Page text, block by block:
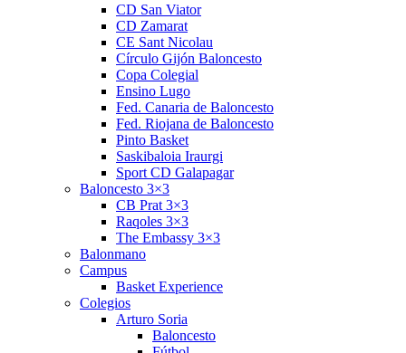
CD San Viator
CD Zamarat
CE Sant Nicolau
Círculo Gijón Baloncesto
Copa Colegial
Ensino Lugo
Fed. Canaria de Baloncesto
Fed. Riojana de Baloncesto
Pinto Basket
Saskibaloia Iraurgi
Sport CD Galapagar
Baloncesto 3×3
CB Prat 3×3
Raqoles 3×3
The Embassy 3×3
Balonmano
Campus
Basket Experience
Colegios
Arturo Soria
Baloncesto